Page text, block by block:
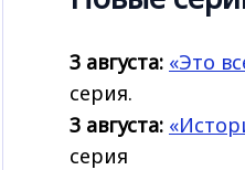
3 августа: «Это
серия.
3 августа:
серия